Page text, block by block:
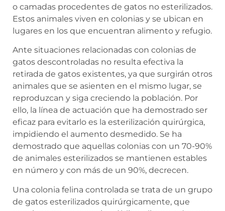
o camadas procedentes de gatos no esterilizados.
Estos animales viven en colonias y se ubican en
lugares en los que encuentran alimento y refugio.
Ante situaciones relacionadas con colonias de
gatos descontroladas no resulta efectiva la
retirada de gatos existentes, ya que surgirán otros
animales que se asienten en el mismo lugar, se
reproduzcan y siga creciendo la población. Por
ello, la línea de actuación que ha demostrado ser
eficaz para evitarlo es la esterilización quirúrgica,
impidiendo el aumento desmedido. Se ha
demostrado que aquellas colonias con un 70-90%
de animales esterilizados se mantienen estables
en número y con más de un 90%, decrecen.
Una colonia felina controlada se trata de un grupo
de gatos esterilizados quirúrgicamente, que